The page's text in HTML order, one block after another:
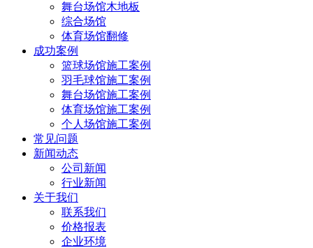
舞台场馆木地板
综合场馆
体育场馆翻修
成功案例
篮球场馆施工案例
羽毛球馆施工案例
舞台场馆施工案例
体育场馆施工案例
个人场馆施工案例
常见问题
新闻动态
公司新闻
行业新闻
关于我们
联系我们
价格报表
企业环境